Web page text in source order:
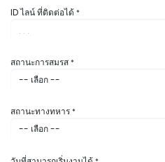
ID ไลน์ ที่ติดต่อได้ *
สถานะการสมรส *
สถานะทางทหาร *